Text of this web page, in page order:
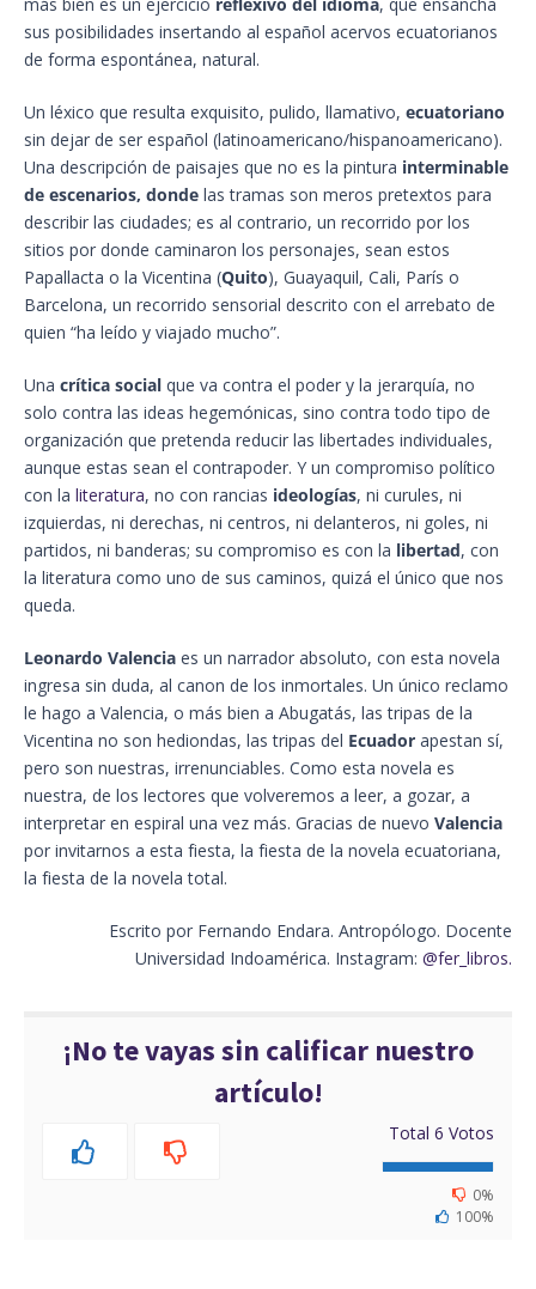
sus posibilidades insertando al español acervos ecuatorianos
de forma espontánea, natural.
Un léxico que resulta exquisito, pulido, llamativo, ecuatoriano
sin dejar de ser español (latinoamericano/hispanoamericano).
Una descripción de paisajes que no es la pintura interminable
de escenarios, donde las tramas son meros pretextos para
describir las ciudades; es al contrario, un recorrido por los
sitios por donde caminaron los personajes, sean estos
Papallacta o la Vicentina (Quito), Guayaquil, Cali, París o
Barcelona, un recorrido sensorial descrito con el arrebato de
quien “ha leído y viajado mucho”.
Una crítica social que va contra el poder y la jerarquía, no
solo contra las ideas hegemónicas, sino contra todo tipo de
organización que pretenda reducir las libertades individuales,
aunque estas sean el contrapoder. Y un compromiso político
con la literatura, no con rancias ideologías, ni curules, ni
izquierdas, ni derechas, ni centros, ni delanteros, ni goles, ni
partidos, ni banderas; su compromiso es con la libertad, con
la literatura como uno de sus caminos, quizá el único que nos
queda.
Leonardo Valencia es un narrador absoluto, con esta novela
ingresa sin duda, al canon de los inmortales. Un único reclamo
le hago a Valencia, o más bien a Abugatás, las tripas de la
Vicentina no son hediondas, las tripas del Ecuador apestan sí,
pero son nuestras, irrenunciables. Como esta novela es
nuestra, de los lectores que volveremos a leer, a gozar, a
interpretar en espiral una vez más. Gracias de nuevo Valencia
por invitarnos a esta fiesta, la fiesta de la novela ecuatoriana,
la fiesta de la novela total.
Escrito por Fernando Endara. Antropólogo. Docente
Universidad Indoamérica. Instagram: @fer_libros.
¡No te vayas sin calificar nuestro
artículo!
Total 6 Votos
0%
100%